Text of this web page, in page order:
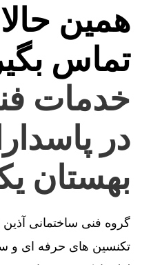
همین حالا
تماس
خدمات
در
بهستان
گروه فنی ساختمانی
تکنسین های حرفه ای و